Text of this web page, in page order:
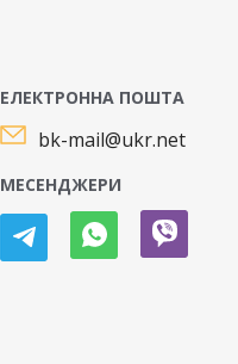
ЕЛЕКТРОННА ПОШТА
bk-mail@ukr.net
МЕСЕНДЖЕРИ